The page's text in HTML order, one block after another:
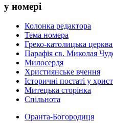
у номері
Колонка редактора
Тема номера
Греко-католицька церква
Парафія св. Миколая
Милосердя
Християнське вчення
Історичні постаті у
Митецька сторінка
Спільнота
Оранта-Богородиця